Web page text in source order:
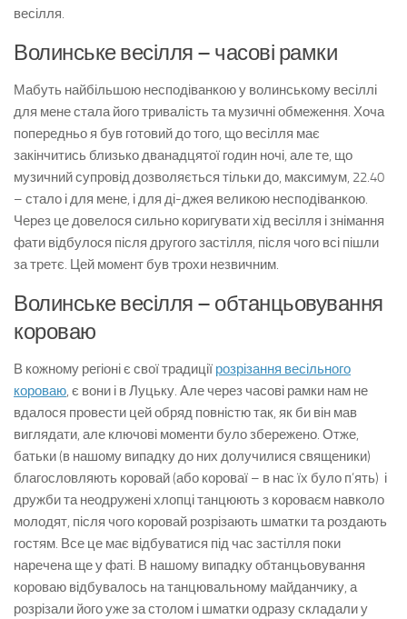
весілля.
Волинське весілля – часові рамки
Мабуть найбільшою несподіванкою у волинському весіллі
для мене стала його тривалість та музичні обмеження. Хоча
попередньо я був готовий до того, що весілля має
закінчитись близько дванадцятої годин ночі, але те, що
музичний супровід дозволяється тільки до, максимум, 22.40
– стало і для мене, і для ді-джея великою несподіванкою.
Через це довелося сильно коригувати хід весілля і знімання
фати відбулося після другого застілля, після чого всі пішли
за третє. Цей момент був трохи незвичним.
Волинське весілля – обтанцьовування
короваю
В кожному регіоні є свої традиції розрізання весільного
короваю, є вони і в Луцьку. Але через часові рамки нам не
вдалося провести цей обряд повністю так, як би він мав
виглядати, але ключові моменти було збережено. Отже,
батьки (в нашому випадку до них долучилися священики)
благословляють коровай (або короваї – в нас їх було п’ять) і
дружби та неодружені хлопці танцюють з короваєм навколо
молодят, після чого коровай розрізають шматки та роздають
гостям. Все це має відбуватися під час застілля поки
наречена ще у фаті. В нашому випадку обтанцьовування
короваю відбувалось на танцювальному майданчику, а
розрізали його уже за столом і шматки одразу складали у